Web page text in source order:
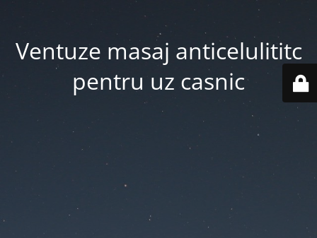
Ventuze masaj anticelulititc
pentru uz casnic